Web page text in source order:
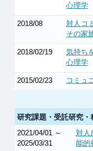
心理学
2018/08
対人コ
その家
2018/02/19
気持ち
心理学
2015/02/23 コミュ
研究課題・受託研究・
2021/04/01 ～
2025/03/31
対人
能的